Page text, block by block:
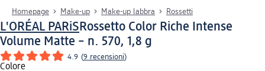
Homepage Make-up Make-up labbra Rossetti
L'ORÉAL PARiSRossetto Color Riche Intense
Volume Matte – n. 570, 1,8 g
4.9 (9 recensioni)
Colore